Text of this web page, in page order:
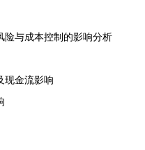
与成本控制的影响分析
金流影响